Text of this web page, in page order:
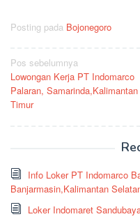
Posting pada Bojonegoro
Navigasi
pos
Pos sebelumnya
Lowongan Kerja PT Indomarco
Palaran, Samarinda,Kalimantan
Timur
Info Loker PT Indomarco
Banjarmasin,Kalimantan
Loker Indomaret